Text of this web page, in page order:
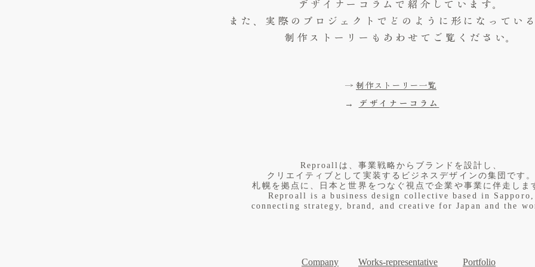
デザイナーコラムで紹介しています。
また、実際のプロジェクトでどのように形になってい
制作ストーリーもあわせてご覧ください。
→ 制作ストーリー一覧
→ デザイナーコラム
​Reproallは、事業戦略からブランドを設計し、
クリエイティブとして実装するビジネスデザインの集団です。
札幌を拠点に、日本と世界をつなぐ視点で企業や事業に伴走しま
Reproall is a business design collective based in Sapporo,
connecting strategy, brand, and creative for Japan and the
Company Works-representative Portfolio